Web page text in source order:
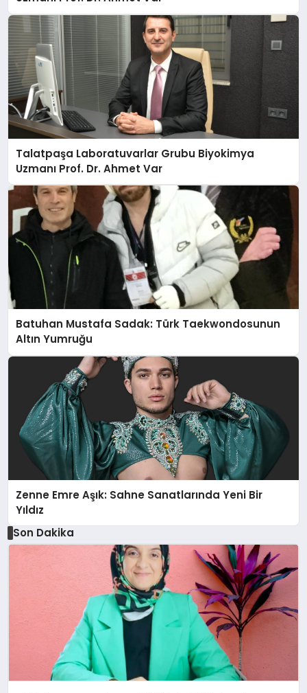
Talatpaşa Laboratuvarlar Grubu Biyokimya
Uzmanı Prof. Dr. Ahmet Var
Batuhan Mustafa Sadak: Türk Taekwondosunun
Altın Yumruğu
Zenne Emre Aşık: Sahne Sanatlarında Yeni Bir
Yıldız
Son Dakika